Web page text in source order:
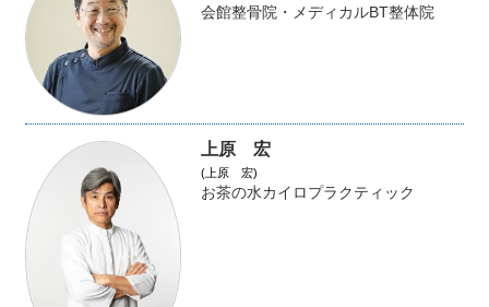
会館整骨院・メディカルBT整体院
上原 宏
(上原 宏)
お茶の水カイロプラクティック